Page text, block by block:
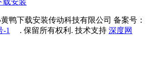
鸭下载安装传动科技有限公司 备案号：
-1
. 保留所有权利. 技术支持 深度网